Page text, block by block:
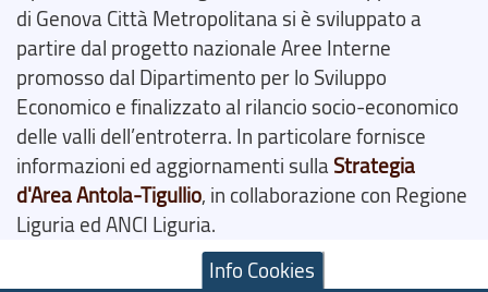
di Genova Città Metropolitana si è sviluppato a
partire dal progetto nazionale Aree Interne
promosso dal Dipartimento per lo Sviluppo
Economico e finalizzato al rilancio socio-economico
delle valli dell’entroterra. In particolare fornisce
informazioni ed aggiornamenti sullaStrategia
d'Area Antola-Tigullio, in collaborazione con Regione
Liguria ed ANCI Liguria.
Info Cookies